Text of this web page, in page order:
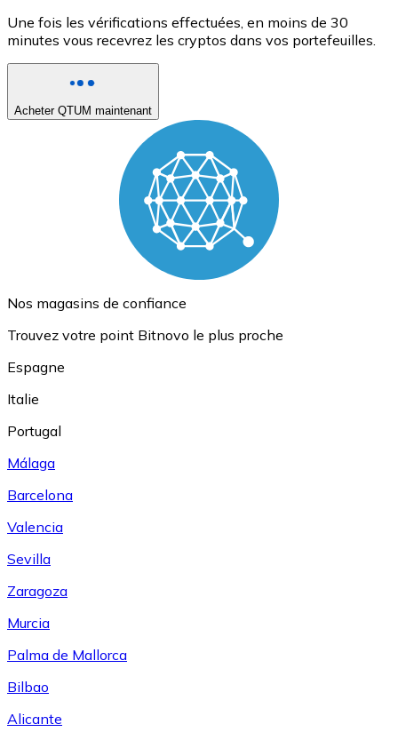
Une fois les vérifications effectuées, en moins de 30
minutes vous recevrez les cryptos dans vos portefeuilles.
Acheter QTUM maintenant
Nos magasins de confiance
Trouvez votre point Bitnovo le plus proche
Espagne
Italie
Portugal
Málaga
Barcelona
Valencia
Sevilla
Zaragoza
Murcia
Palma de Mallorca
Bilbao
Alicante